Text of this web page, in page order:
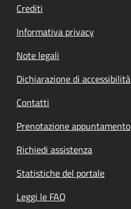
Crediti
Informativa privacy
Note legali
Dichiarazione di accessibilità
Contatti
Prenotazione appuntamento
Richiedi assistenza
Statistiche del portale
Leggi le FAQ